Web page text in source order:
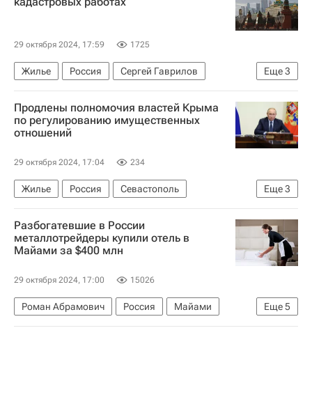
29 октября 2024, 17:59 1725
Еще3
Жилье Россия
Сергей Гаврилов
Владимир Путин
Роскадастр
Законодательство
Продлены полномочия властей Крыма
по регулированию имущественных
отношений
29 октября 2024, 17:04 234
Еще3
Жилье Россия
Севастополь
Законодательство
Республика Крым
Владимир Путин
Разбогатевшие в России
металлотрейдеры купили отель в
Майами за $400 млн
29 октября 2024, 17:00 15026
Еще5
Роман Абрамович Россия
Майами
Олег Дерипаска